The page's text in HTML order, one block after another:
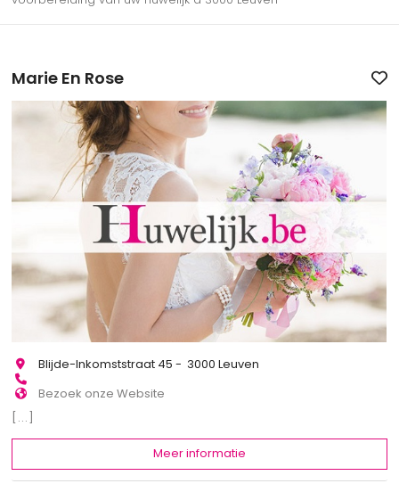
Marie En Rose
Blijde-Inkomststraat 45 - 3000 Leuven
Bezoek onze Website
[...]
Meer informatie